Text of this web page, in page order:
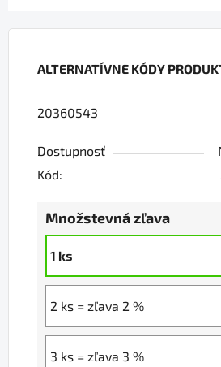
ALTERNATÍVNE KÓDY
20360543
Dostupnosť
Kód:
Množstevná zľava
1 ks
2 ks = zľava 2 %
3 ks = zľava 3 %